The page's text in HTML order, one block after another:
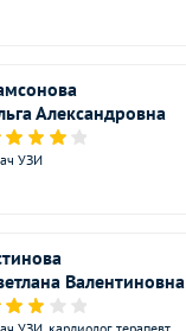
Александровна
УЗИ
Валентиновна